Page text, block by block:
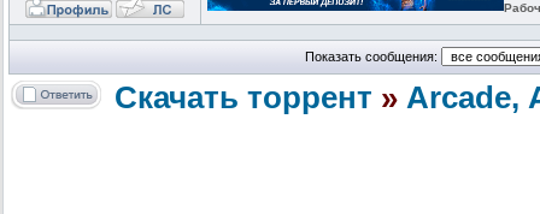
Показать сообщения:
Скачать торрент » Arcade,